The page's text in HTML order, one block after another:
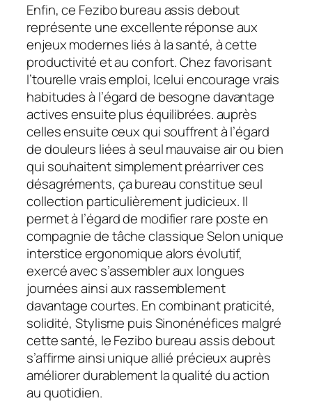
Enfin, ce Fezibo bureau assis debout
représente une excellente réponse aux
enjeux modernes liés à la santé, à cette
productivité et au confort. Chez favorisant
l’tourelle vrais emploi, Icelui encourage vrais
habitudes à l’égard de besogne davantage
actives ensuite plus équilibrées. auprès
celles ensuite ceux qui souffrent à l’égard
de douleurs liées à seul mauvaise air ou bien
qui souhaitent simplement préarriver ces
désagréments, ça bureau constitue seul
collection particulièrement judicieux. Il
permet à l’égard de modifier rare poste en
compagnie de tâche classique Selon unique
interstice ergonomique alors évolutif,
exercé avec s’assembler aux longues
journées ainsi aux rassemblement
davantage courtes. En combinant praticité,
solidité, Stylisme puis Sinonénéfices malgré
cette santé, le Fezibo bureau assis debout
s’affirme ainsi unique allié précieux auprès
améliorer durablement la qualité du action
au quotidien.